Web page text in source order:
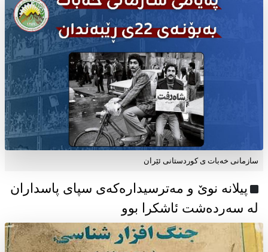
سازمانی خەبات ی كوردستانی ئێران
پیلانە نوێ و مەترسیدارەکەی سپای پاسداران
لە سەردەشت ئاشکرا بوو